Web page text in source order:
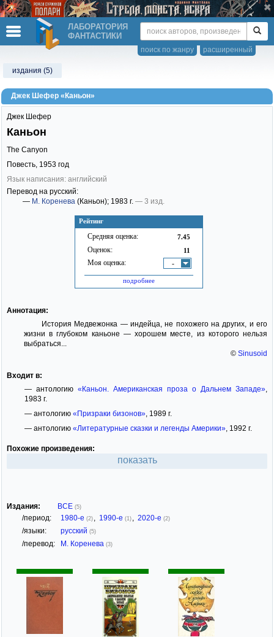
ЛАБОРАТОРИЯ
ФАНТАСТИКИ
расширенный
поиск по жанру
издания (5)
Джек Шефер «Каньон»
Рейтинг
Средняя оценка: 7.45
Оценок: 11
Моя оценка: -
подробнее
Джек Шефер
Каньон
The Canyon
Повесть, 1953 год
Язык написания: английский
Перевод на русский:
— М. Коренева (Каньон); 1983 г. — 3 изд.
Аннотация:
История Медвежонка — индейца, не похожего на других, и его
жизни в глубоком каньоне — хорошем месте, из которого нельзя
выбраться...
© Sinusoid
Входит в:
— антологию «Каньон. Американская проза о Дальнем Западе»
1983 г.
— антологию «Призраки бизонов», 1989 г.
— антологию «Литературные сказки и легенды Америки», 1992 г.
Похожие произведения:
показать
Издания: ВСЕ (5)
/период: 1980-е (2) , 1990-е (1) , 2020-е (2)
/языки: русский (5)
/перевод: М. Коренева (3)